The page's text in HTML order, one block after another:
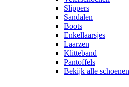
Slippers
Sandalen
Boots
Enkellaarsjes
Laarzen
Klitteband
Pantoffels
Bekijk alle schoenen